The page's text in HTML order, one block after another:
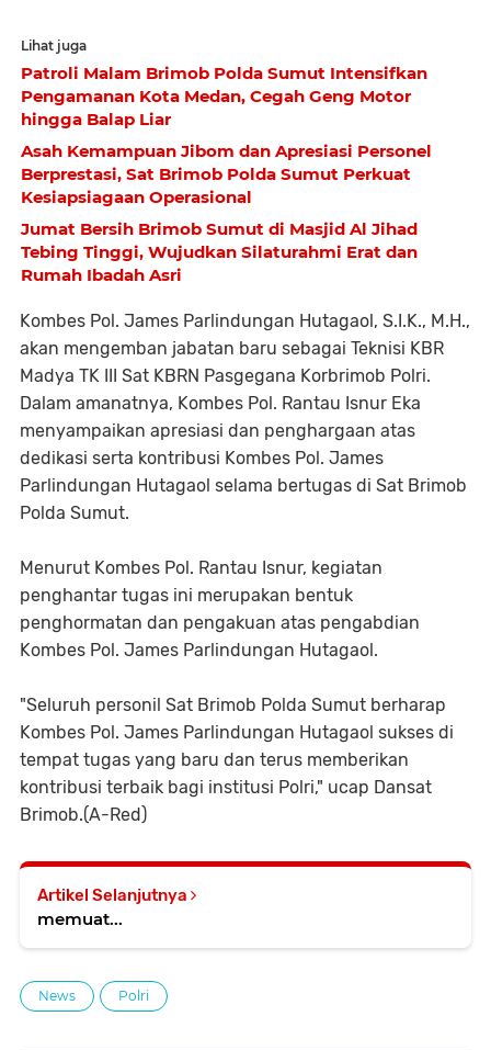
Lihat juga
Patroli Malam Brimob Polda Sumut Intensifkan
Pengamanan Kota Medan, Cegah Geng Motor
hingga Balap Liar
Asah Kemampuan Jibom dan Apresiasi Personel
Berprestasi, Sat Brimob Polda Sumut Perkuat
Kesiapsiagaan Operasional
Jumat Bersih Brimob Sumut di Masjid Al Jihad
Tebing Tinggi, Wujudkan Silaturahmi Erat dan
Rumah Ibadah Asri
Kombes Pol. James Parlindungan Hutagaol, S.I.K., M.H.,
akan mengemban jabatan baru sebagai Teknisi KBR
Madya TK III Sat KBRN Pasgegana Korbrimob Polri.
Dalam amanatnya, Kombes Pol. Rantau Isnur Eka
menyampaikan apresiasi dan penghargaan atas
dedikasi serta kontribusi Kombes Pol. James
Parlindungan Hutagaol selama bertugas di Sat Brimob
Polda Sumut.
Menurut Kombes Pol. Rantau Isnur, kegiatan
penghantar tugas ini merupakan bentuk
penghormatan dan pengakuan atas pengabdian
Kombes Pol. James Parlindungan Hutagaol.
"Seluruh personil Sat Brimob Polda Sumut berharap
Kombes Pol. James Parlindungan Hutagaol sukses di
tempat tugas yang baru dan terus memberikan
kontribusi terbaik bagi institusi Polri," ucap Dansat
Brimob.(A-Red)
Artikel Selanjutnya
memuat...
News Polri